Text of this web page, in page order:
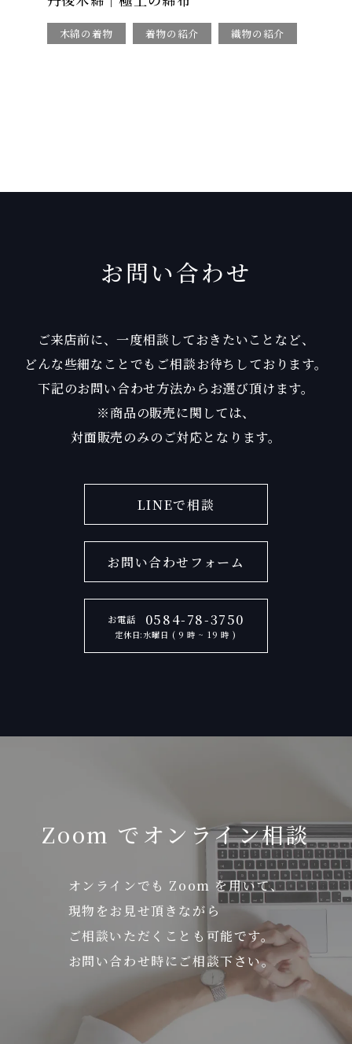
木綿の着物 着物の紹介 織物の紹介
お問い合わせ
ご来店前に、一度相談しておきたいことなど、
どんな些細なことでもご相談お待ちしております。
下記のお問い合わせ方法からお選び頂けます。
※商品の販売に関しては、
対面販売のみのご対応となります。
LINEで相談
お問い合わせフォーム
お電話 0584-78-3750
定休日:水曜日 ( 9 時 ~ 19 時 )
Zoom でオンライン相談
オンラインでも Zoom を用いて、
現物をお見せ頂きながら
ご相談いただくことも可能です。
お問い合わせ時にご相談下さい。